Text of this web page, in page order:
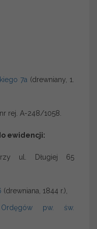
7a (drewniany, 1.
rej. A-248/1058.
ewidencji:
ul. Długiej 65
(drewniana, 1844 r.),
pw. św.